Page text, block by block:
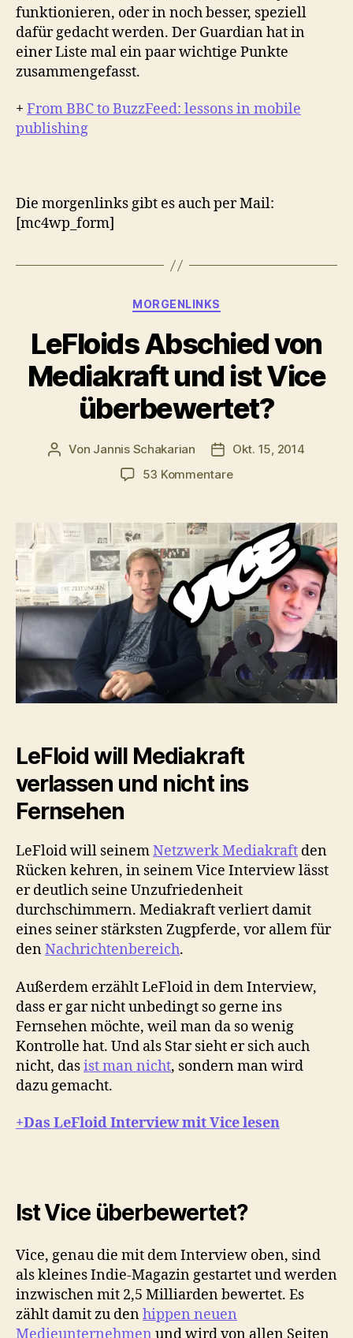
funktionieren, oder in noch besser, speziell
dafür gedacht werden. Der Guardian hat in
einer Liste mal ein paar wichtige Punkte
zusammengefasst.
+ From BBC to BuzzFeed: lessons in mobile
publishing
Die morgenlinks gibt es auch per Mail:
[mc4wp_form]
Kategorien
MORGENLINKS
LeFloids Abschied von
Mediakraft und ist Vice
überbewertet?
Beitragsautor
Von Jannis Schakarian
Okt. 15, 2014
53 Kommentarezu
von
Mediakraft
und
ist
Vice
überbewertet?
LeFloid will Mediakraft
verlassen und nicht ins
Fernsehen
LeFloid will seinemNetzwerk Mediakraft den
Rücken kehren, in seinem Vice Interview lässt
er deutlich seine Unzufriedenheit
durchschimmern. Mediakraft verliert damit
eines seiner stärksten Zugpferde, vor allem für
denNachrichtenbereich.
Außerdem erzählt LeFloid in dem Interview,
dass er gar nicht unbedingt so gerne ins
Fernsehen möchte, weil man da so wenig
Kontrolle hat. Und als Star sieht er sich auch
nicht, dasist man nicht, sondern man wird
dazu gemacht.
+Das LeFloid Interview mit Vice lesen
Ist Vice überbewertet?
Vice, genau die mit dem Interview oben, sind
als kleines Indie-Magazin gestartet und werden
inzwischen mit 2,5 Milliarden bewertet. Es
zählt damit zu denhippen neuen